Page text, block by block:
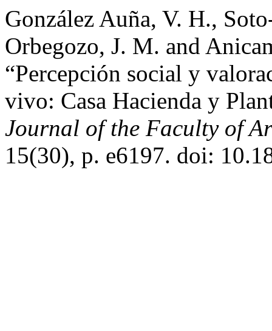
González Auña, V. H.,
Orbegozo, J. M. and
“Percepción social y
vivo: Casa Hacienda y
Journal of the Faculty of
15(30), p. e6197. doi: